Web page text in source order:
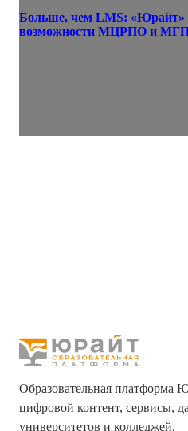
Больше, чем LMS: «Юрайт»
возможности МЦРПО и
Образовательная платформа
цифровой контент, сервисы,
университетов и колледжей.